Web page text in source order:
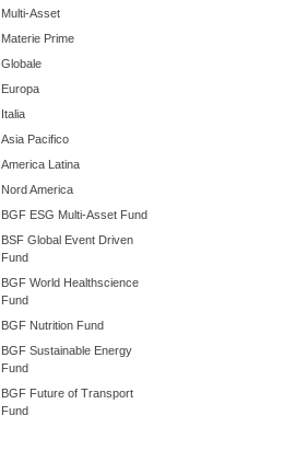
Multi-Asset
Materie Prime
Globale
Europa
Italia
Asia Pacifico
America Latina
Nord America
BGF ESG Multi-Asset Fund
BSF Global Event Driven
Fund
BGF World Healthscience
Fund
BGF Nutrition Fund
BGF Sustainable Energy
Fund
BGF Future of Transport
Fund